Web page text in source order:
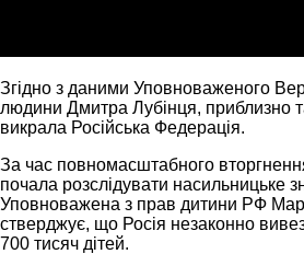
Згідно з даними Уповноваженого
людини Дмитра Лубінця, приблизно
викрала Російська Федерація.
За час повномасштабного
почала розслідувати насильницьке
Уповноважена з прав дитини РФ
стверджує, що Росія незаконно
700 тисяч дітей.